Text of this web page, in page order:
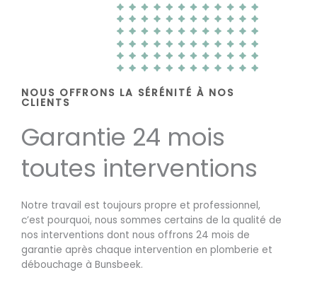
NOUS OFFRONS LA SÉRÉNITÉ À NOS
CLIENTS
Garantie 24 mois
toutes interventions
Notre travail est toujours propre et professionnel,
c’est pourquoi, nous sommes certains de la qualité de
nos interventions dont nous offrons 24 mois de
garantie après chaque intervention en plomberie et
débouchage à Bunsbeek.